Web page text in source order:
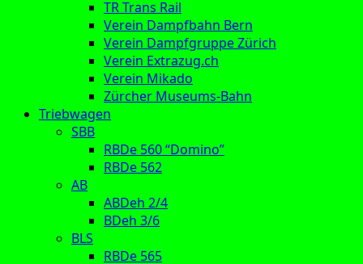
TR Trans Rail
Verein Dampfbahn Bern
Verein Dampfgruppe Zürich
Verein Extrazug.ch
Verein Mikado
Zürcher Museums-Bahn
Triebwagen
SBB
RBDe 560 “Domino”
RBDe 562
AB
ABDeh 2/4
BDeh 3/6
BLS
RBDe 565